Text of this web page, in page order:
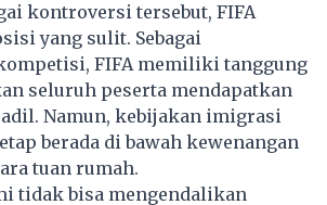
kontroversi tersebut, FIFA
yang sulit. Sebagai
FIFA memiliki tanggung
seluruh peserta mendapatkan
Namun, kebijakan imigrasi
berada di bawah kewenangan
tuan rumah.
tidak bisa mengendalikan